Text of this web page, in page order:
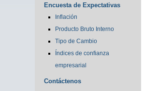
Encuesta de Expectativas
Inflación
Producto Bruto Interno
Tipo de Cambio
Índices de confianza
empresarial
Contáctenos